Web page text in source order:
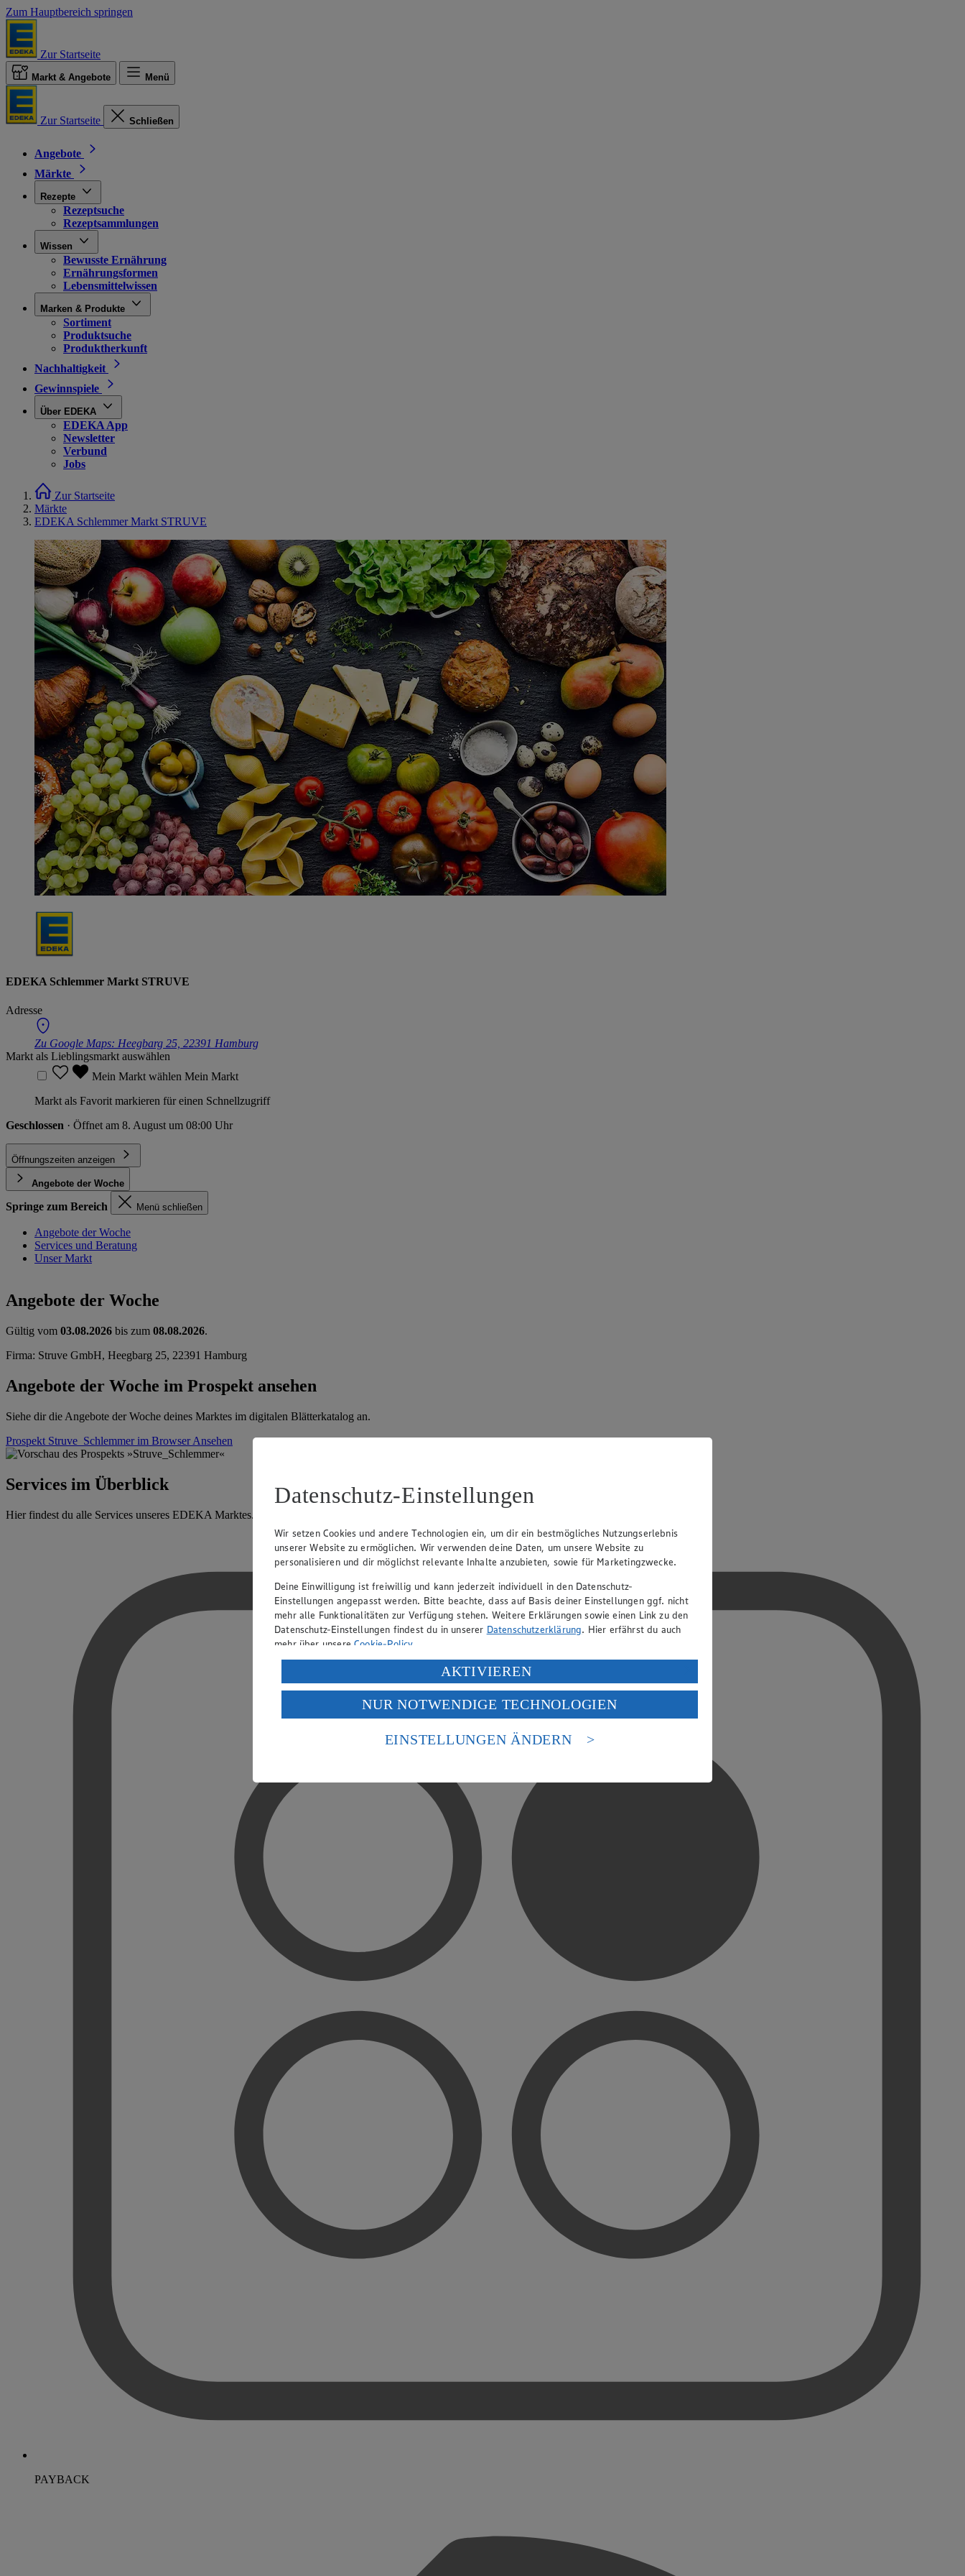
Zum Hauptbereich springen
Zur Startseite
Markt & Angebote Menü
Zur Startseite Schließen
Angebote
Märkte
Rezepte
Rezeptsuche
Rezeptsammlungen
Wissen
Bewusste Ernährung
Ernährungsformen
Lebensmittelwissen
Marken & Produkte
Sortiment
Produktsuche
Produktherkunft
Nachhaltigkeit
Gewinnspiele
Über EDEKA
EDEKA App
Newsletter
Verbund
Jobs
Zur Startseite
Märkte
EDEKA Schlemmer Markt STRUVE
EDEKA Schlemmer Markt STRUVE
Adresse
Zu Google Maps: Heegbarg 25, 22391 Hamburg
Markt als Lieblingsmarkt auswählen
Mein Markt wählen Mein Markt
Markt als Favorit markieren für einen Schnellzugriff
Geschlossen · Öffnet am 8. August um 08:00 Uhr
Öffnungszeiten anzeigen
Angebote der Woche
Springe zum Bereich Menü schließen
Angebote der Woche
Services und Beratung
Unser Markt
Angebote der Woche
Gültig vom 03.08.2026 bis zum 08.08.2026.
Firma: Struve GmbH, Heegbarg 25, 22391 Hamburg
Angebote der Woche im Prospekt ansehen
Siehe dir die Angebote der Woche deines Marktes im digitalen Blätterkatalog an.
Prospekt Struve_Schlemmer im BrowserAnsehen
Services im Überblick
Hier findest du alle Services unseres EDEKA Marktes.
PAYBACK
Datenschutz-Einstellungen
Wir setzen Cookies und andere Technologien ein, um dir ein bestmögliches Nutzungserlebnis
unserer Website zu ermöglichen. Wir verwenden deine Daten, um unsere Website zu
personalisieren und dir möglichst relevante Inhalte anzubieten, sowie für Marketingzwecke.
Deine Einwilligung ist freiwillig und kann jederzeit individuell in den Datenschutz-
Einstellungen angepasst werden. Bitte beachte, dass auf Basis deiner Einstellungen ggf. nicht
mehr alle Funktionalitäten zur Verfügung stehen. Weitere Erklärungen sowie einen Link zu den
Datenschutz-Einstellungen findest du in unserer Datenschutzerklärung. Hier erfährst du auch
mehr über unsereCookie-Policy.
Verarbeitung deiner personenbezogenen Daten in den USA durch Facebook und YouTube:
Wenn du auf „Aktivieren“ klickst, willigst du im Sinne des Art. 49 Abs. 1 Satz 1 lit. a) DSGVO
ein, dass deine Daten in den USA verarbeitet werden. Der EuGH sieht die USA als Land mit
einem nach europäischen Standards nicht angemessenen Datenschutzniveau an. Es besteht das
Risiko eines Zugriffs durch US-amerikanische Behörden.
AKTIVIEREN
NUR NOTWENDIGE TECHNOLOGIEN
EINSTELLUNGEN ÄNDERN